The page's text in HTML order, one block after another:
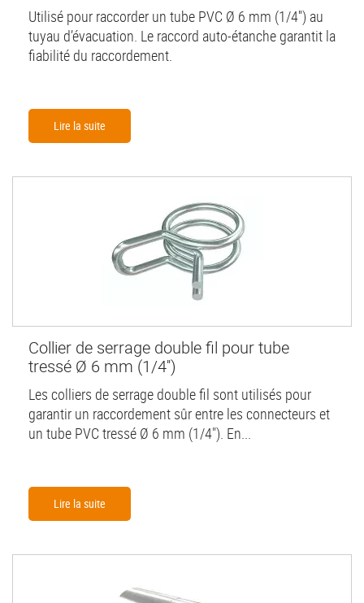
Utilisé pour raccorder un tube PVC Ø 6 mm (1/4'') au
tuyau d’évacuation. Le raccord auto-étanche garantit la
fiabilité du raccordement.
Lire la suite
Collier de serrage double fil pour tube
tressé Ø 6 mm (1/4'')
Les colliers de serrage double fil sont utilisés pour
garantir un raccordement sûr entre les connecteurs et
un tube PVC tressé Ø 6 mm (1/4"). En...
Lire la suite